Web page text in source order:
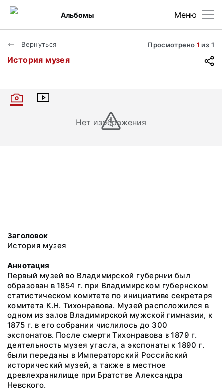
Меню
Альбомы
Вернуться Просмотрено 1 из 1
История музея
Нет изображения
Заголовок
История музея
Аннотация
Первый музей во Владимирской губернии был
образован в 1854 г. при Владимирском губернском
статистическом комитете по инициативе секретаря
комитета К.Н. Тихонравова. Музей расположился в
одном из залов Владимирской мужской гимназии, к
1875 г. в его собрании числилось до 300
экспонатов. После смерти Тихонравова в 1879 г.
деятельность музея угасла, а экспонаты к 1890 г.
были переданы в Императорский Российский
исторический музей, а также в местное
древлехранилище при Братстве Александра
Невского.